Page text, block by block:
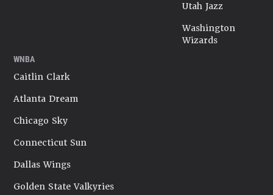
Utah Jazz
Washington
Wizards
WNBA
Caitlin Clark
Atlanta Dream
Chicago Sky
Connecticut Sun
Dallas Wings
Golden State Valkyries